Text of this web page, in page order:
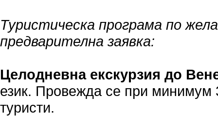
Туристическа програма по
предварителна заявка:
Целодневна екскурзия до
език. Провежда се при минимум
туристи.